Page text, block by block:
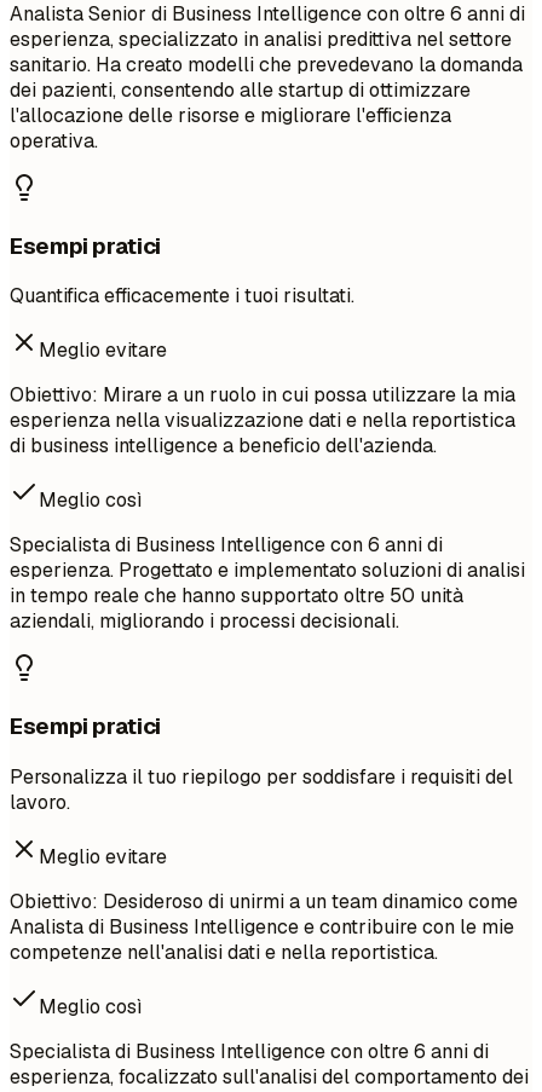
Analista Senior di Business Intelligence con oltre 6 anni di
esperienza, specializzato in analisi predittiva nel settore
sanitario. Ha creato modelli che prevedevano la domanda
dei pazienti, consentendo alle startup di ottimizzare
l'allocazione delle risorse e migliorare l'efficienza
operativa.
Esempi pratici
Quantifica efficacemente i tuoi risultati.
Meglio evitare
Obiettivo: Mirare a un ruolo in cui possa utilizzare la mia
esperienza nella visualizzazione dati e nella reportistica
di business intelligence a beneficio dell'azienda.
Meglio così
Specialista di Business Intelligence con 6 anni di
esperienza. Progettato e implementato soluzioni di analisi
in tempo reale che hanno supportato oltre 50 unità
aziendali, migliorando i processi decisionali.
Esempi pratici
Personalizza il tuo riepilogo per soddisfare i requisiti del
lavoro.
Meglio evitare
Obiettivo: Desideroso di unirmi a un team dinamico come
Analista di Business Intelligence e contribuire con le mie
competenze nell'analisi dati e nella reportistica.
Meglio così
Specialista di Business Intelligence con oltre 6 anni di
esperienza, focalizzato sull'analisi del comportamento dei